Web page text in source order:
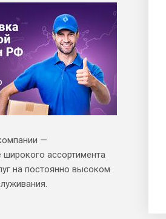
—
ассортимента
на постоянно высоком